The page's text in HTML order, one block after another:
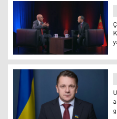
Çinli otomobil markaları